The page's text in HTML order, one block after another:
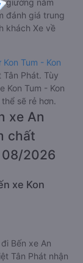
giường nằm
đánh giá trung
khách Xe về
Tum - Kon
Phát. Tùy
Kon Tum - Kon
sẽ rẻ hơn.
xe An
chất
08/2026
xe Kon
Bến xe An
Tân Phát nhận